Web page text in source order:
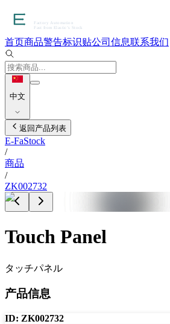
首页商品警告标识贴公司信息联系我们
中文
返回产品列表
E-FaStock
/
商品
/
ZK002732
Touch Panel
タッチパネル
产品信息
ID: ZK002732